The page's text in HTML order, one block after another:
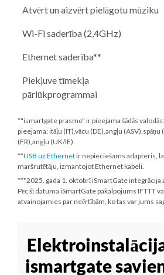
Atvērt un aizvērt pielāgotu mūziku
Wi-Fi saderība (2,4GHz)
Ethernet saderība**
Piekļuve tīmekļa
pārlūkprogrammai
*"ismartgate prasme" ir pieejama šādās
pieejama: itāļu (IT),vācu (DE),angļu (ASV),spāņu
(FR),angļu (UK/IE).
**USB uz Ethernetir nepieciešams adapteris,
maršrutētāju, izmantojot Ethernet kabeli.
***2025. gada 1. oktobrīiSmartGate integrācija
Pēc šī datuma iSmartGate pakalpojums IFTTT
atvainojamies par neērtībām, ko tas var jums
ismartgate